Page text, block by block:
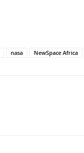
nasa NewSpace Africa